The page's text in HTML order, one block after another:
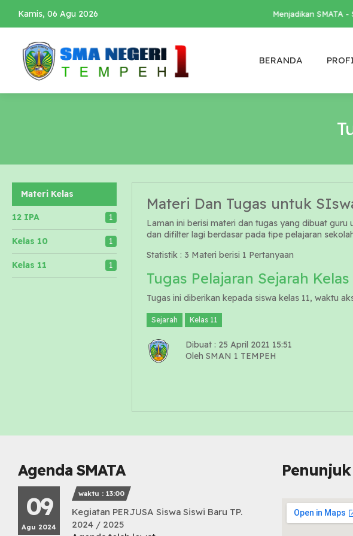
Kamis, 06 Agu 2026 Menjadikan SMATA
BERANDA
Materi Kelas
12 IPA 1
Kelas 10 1
Kelas 11 1
Materi Dan Tugas untuk
Laman ini berisi materi dan tugas yang dibuat
dan difilter lagi berdasar pada tipe pelajaran
Statistik : 3 Materi berisi 1 Pertanyaan
Tugas Pelajaran Sejarah Kelas
Tugas ini diberikan kepada siswa kelas 11, waktu
Sejarah Kelas 11
Dibuat : 25 April 2021 15:51
Oleh SMAN 1 TEMPEH
Agenda SMATA
09
Agu 2024
waktu : 13:00
Kegiatan PERJUSA Siswa Siswi Baru TP.
2024 / 2025